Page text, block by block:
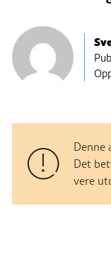
Denne
Det
vere